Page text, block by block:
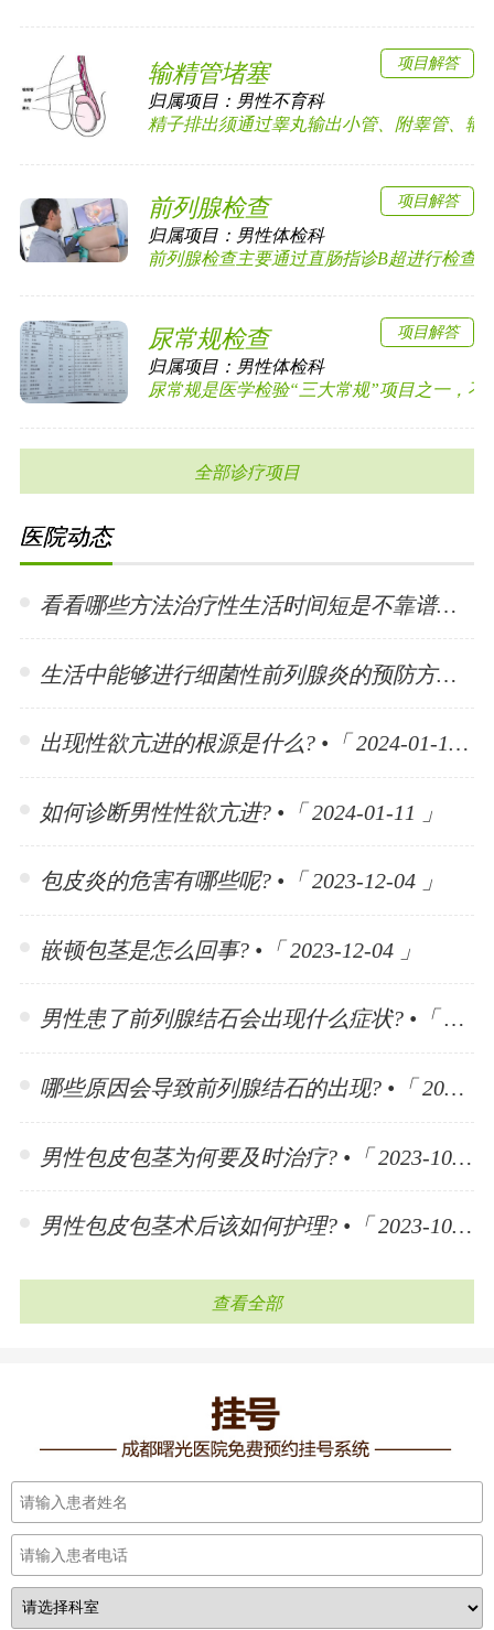
输精管堵塞
归属项目： 男性不育科
精子排出须通过睾丸输出小管、附睾管、输
项目解答
前列腺检查
归属项目： 男性体检科
前列腺检查主要通过直肠指诊B超进行检查
项目解答
尿常规检查
归属项目： 男性体检科
尿常规是医学检验“三大常规”项目之一，
项目解答
全部诊疗项目
医院动态
看看哪些方法治疗性生活时间短是不靠谱的? •「 2024-01-15 」
生活中能够进行细菌性前列腺炎的预防方法有哪些? •「 2024-01-15 」
出现性欲亢进的根源是什么? •「 2024-01-11 」
如何诊断男性性欲亢进? •「 2024-01-11 」
包皮炎的危害有哪些呢? •「 2023-12-04 」
嵌顿包茎是怎么回事? •「 2023-12-04 」
男性患了前列腺结石会出现什么症状? •「 2023-11-10 」
哪些原因会导致前列腺结石的出现? •「 2023-11-10 」
男性包皮包茎为何要及时治疗? •「 2023-10-30 」
男性包皮包茎术后该如何护理? •「 2023-10-30 」
查看全部